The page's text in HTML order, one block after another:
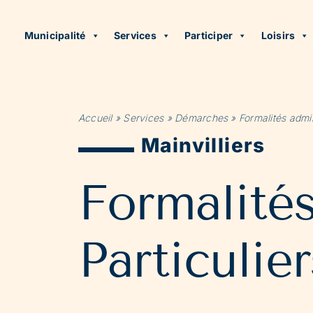
Municipalité Services Participer Loisirs
Accueil» Services» Démarches» Formalités
Mainvilliers